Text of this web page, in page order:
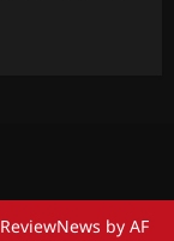
ReviewNews by AF